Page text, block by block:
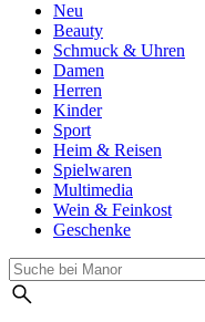
Neu
Beauty
Schmuck & Uhren
Damen
Herren
Kinder
Sport
Heim & Reisen
Spielwaren
Multimedia
Wein & Feinkost
Geschenke